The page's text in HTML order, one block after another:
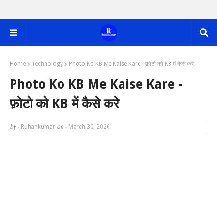
Home Technology Photo Ko KB Me Kaise Kare - फ़ोटो को KB में कैसे करे
Photo Ko KB Me Kaise Kare -
फ़ोटो को KB में कैसे करे
by - Ruhankumar on - March 30, 2026